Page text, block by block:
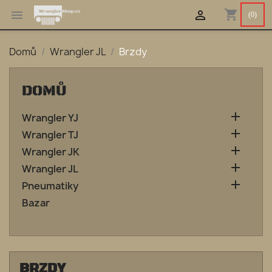
 shopping_cart (0)

Domů Wrangler JL Brzdy
DOMŮ
Wrangler YJ 
Wrangler TJ 
Wrangler JK 
Wrangler JL 
Pneumatiky 
Bazar